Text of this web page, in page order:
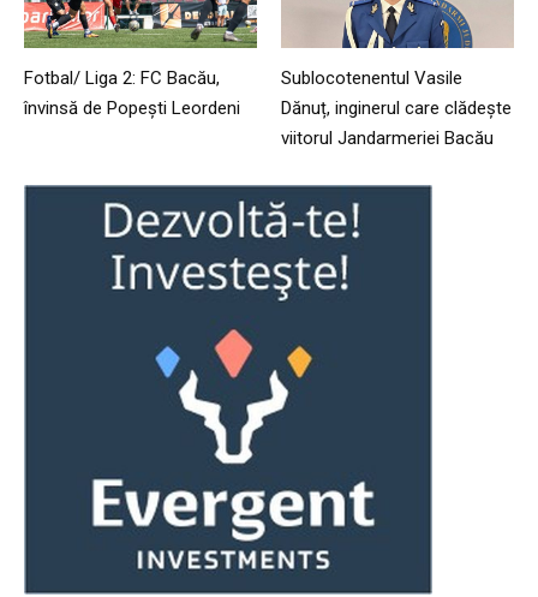
Fotbal/ Liga 2: FC Bacău,
învinsă de Popești Leordeni
Sublocotenentul Vasile
Dănuț, inginerul care clădește
viitorul Jandarmeriei Bacău